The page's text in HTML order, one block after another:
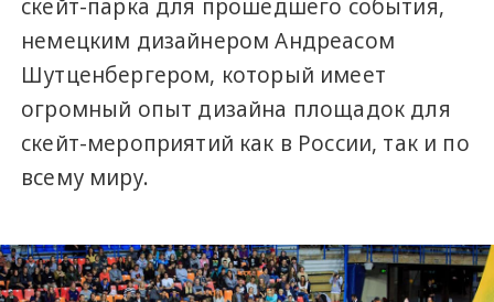
скейт-парка для прошедшего события,
немецким дизайнером Андреасом
Шутценбергером, который имеет
огромный опыт дизайна площадок для
скейт-мероприятий как в России, так и по
всему миру.